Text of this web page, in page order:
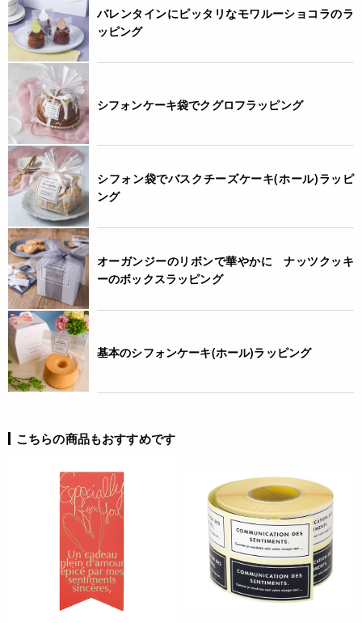
バレンタインにピッタリなモワルーショコラのラ
ッピング
シフォンケーキ袋でクグロフラッピング
シフォン袋でバスクチーズケーキ(ホール)ラッピ
ング
オーガンジーのリボンで華やかに ナッツクッキ
ーのボックスラッピング
基本のシフォンケーキ(ホール)ラッピング
こちらの商品もおすすめです